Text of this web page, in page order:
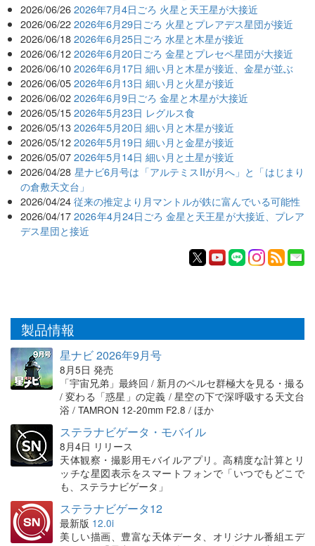
2026/06/26 2026年7月4日ごろ 火星と天王星が大接近
2026/06/22 2026年6月29日ごろ 火星とプレアデス星団が接近
2026/06/18 2026年6月25日ごろ 水星と木星が接近
2026/06/12 2026年6月20日ごろ 金星とプレセペ星団が大接近
2026/06/10 2026年6月17日 細い月と木星が接近、金星が並ぶ
2026/06/05 2026年6月13日 細い月と火星が接近
2026/06/02 2026年6月9日ごろ 金星と木星が大接近
2026/05/15 2026年5月23日 レグルス食
2026/05/13 2026年5月20日 細い月と木星が接近
2026/05/12 2026年5月19日 細い月と金星が接近
2026/05/07 2026年5月14日 細い月と土星が接近
2026/04/28 星ナビ6月号は「アルテミスIIが月へ」と「はじまり
の倉敷天文台」
2026/04/24 従来の推定より月マントルが鉄に富んでいる可能性
2026/04/17 2026年4月24日ごろ 金星と天王星が大接近、プレア
デス星団と接近
製品情報
星ナビ 2026年9月号
8月5日 発売
「宇宙兄弟」最終回 / 新月のペルセ群極大を見る・撮る
/ 変わる「惑星」の定義 / 星空の下で深呼吸する天文台
浴 / TAMRON 12-20mm F2.8 / ほか
ステラナビゲータ・モバイル
8月4日 リリース
天体観察・撮影用モバイルアプリ。高精度な計算とリ
ッチな星図表示をスマートフォンで「いつでもどこで
も、ステラナビゲータ」
ステラナビゲータ12
最新版 12.0i
美しい描画、豊富な天体データ、オリジナル番組エデ